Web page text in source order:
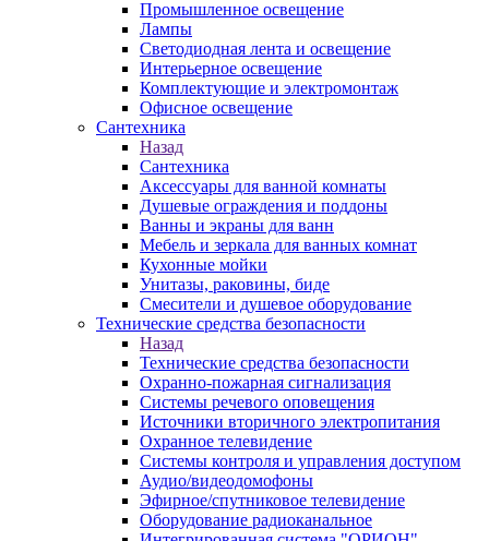
Промышленное освещение
Лампы
Светодиодная лента и освещение
Интерьерное освещение
Комплектующие и электромонтаж
Офисное освещение
Сантехника
Назад
Сантехника
Аксессуары для ванной комнаты
Душевые ограждения и поддоны
Ванны и экраны для ванн
Мебель и зеркала для ванных комнат
Кухонные мойки
Унитазы, раковины, биде
Смесители и душевое оборудование
Технические средства безопасности
Назад
Технические средства безопасности
Охранно-пожарная сигнализация
Системы речевого оповещения
Источники вторичного электропитания
Охранное телевидение
Системы контроля и управления доступом
Аудио/видеодомофоны
Эфирное/спутниковое телевидение
Оборудование радиоканальное